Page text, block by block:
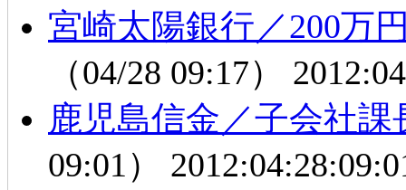
宮崎太陽銀行／200万
（04/28 09:17）
鹿児島信金／子会社
09:01）